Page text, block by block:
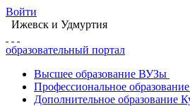
Войти
Ижевск и Удмуртия
образовательный портал
Высшее образование ВУЗы
Профессиональное образование
Дополнительное образование